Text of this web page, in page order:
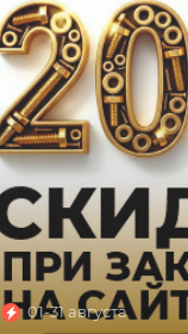
01-31 августа